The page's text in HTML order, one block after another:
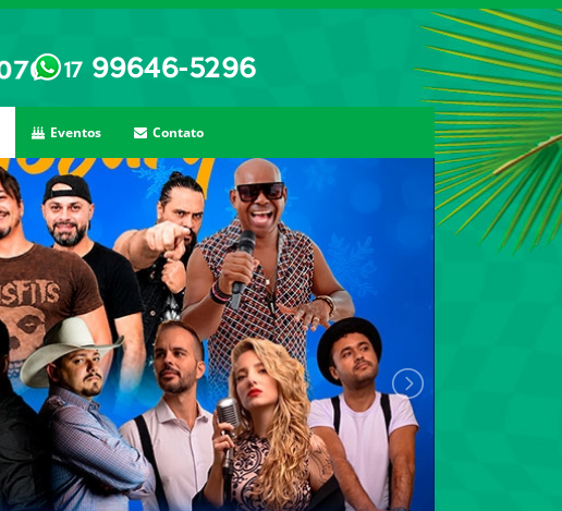
Eventos Contato